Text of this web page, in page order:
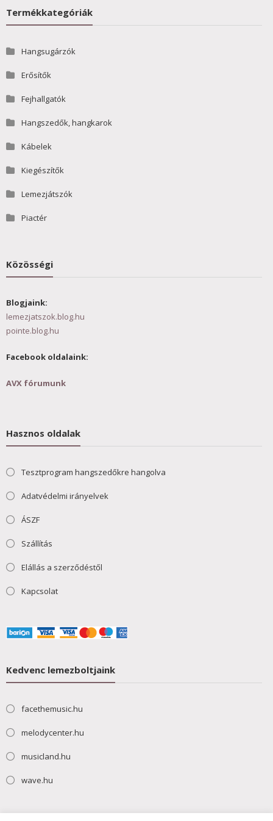
Termékkategóriák
Hangsugárzók
Erősítők
Fejhallgatók
Hangszedők, hangkarok
Kábelek
Kiegészítők
Lemezjátszók
Piactér
Közösségi
Blogjaink:
lemezjatszok.blog.hu
pointe.blog.hu
Facebook oldalaink:
AVX fórumunk
Hasznos oldalak
Tesztprogram hangszedőkre hangolva
Adatvédelmi irányelvek
ÁSZF
Szállítás
Elállás a szerződéstől
Kapcsolat
Kedvenc lemezboltjaink
facethemusic.hu
melodycenter.hu
musicland.hu
wave.hu